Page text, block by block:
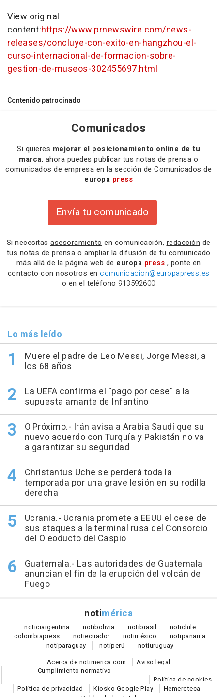
View original
content:https://www.prnewswire.com/news-
releases/concluye-con-exito-en-hangzhou-el-
curso-internacional-de-formacion-sobre-
gestion-de-museos-302455697.html
Contenido patrocinado
Comunicados
Si quieres mejorar el posicionamiento online de tu
marca, ahora puedes publicar tus notas de prensa o
comunicados de empresa en la sección de Comunicados de
europa press
Envía tu comunicado
Si necesitas asesoramiento en comunicación, redacción de
tus notas de prensa o ampliar la difusión de tu comunicado
más allá de la página web de europa press , ponte en
contacto con nosotros en comunicacion@europapress.es
o en el teléfono 913592600
Lo más leído
Muere el padre de Leo Messi, Jorge Messi, a
los 68 años
La UEFA confirma el "pago por cese" a la
supuesta amante de Infantino
O.Próximo.- Irán avisa a Arabia Saudí que su
nuevo acuerdo con Turquía y Pakistán no va
a garantizar su seguridad
Christantus Uche se perderá toda la
temporada por una grave lesión en su rodilla
derecha
Ucrania.- Ucrania promete a EEUU el cese de
sus ataques a la terminal rusa del Consorcio
del Oleoducto del Caspio
Guatemala.- Las autoridades de Guatemala
anuncian el fin de la erupción del volcán de
Fuego
notimérica
noticiargentina notibolivia notibrasil notichile
colombiapress notiecuador notiméxico notipanama
notiparaguay notiperú notiuruguay
Acerca de notimerica.com
Aviso legal
Cumplimiento normativo
Política de cookies
Política de privacidad
Kiosko Google Play
Hemeroteca